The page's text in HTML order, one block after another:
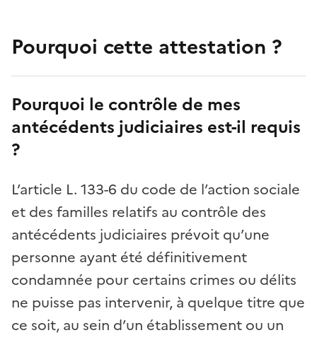
Pourquoi cette attestation ?
Pourquoi le contrôle de mes
antécédents judiciaires est-il requis
?
L’article L. 133-6 du code de l’action sociale
et des familles relatifs au contrôle des
antécédents judiciaires prévoit qu’une
personne ayant été définitivement
condamnée pour certains crimes ou délits
ne puisse pas intervenir, à quelque titre que
ce soit, au sein d’un établissement ou un